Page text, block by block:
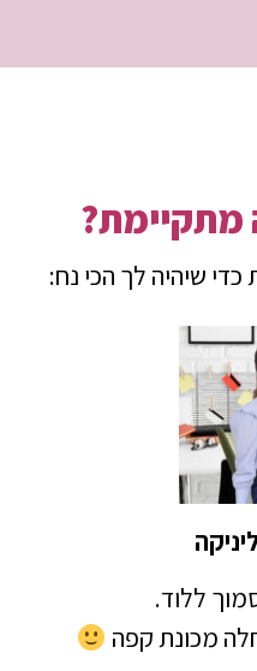
מתקיימת?
שיהיה לך הכי נח:
ללוד.
מכונת קפה